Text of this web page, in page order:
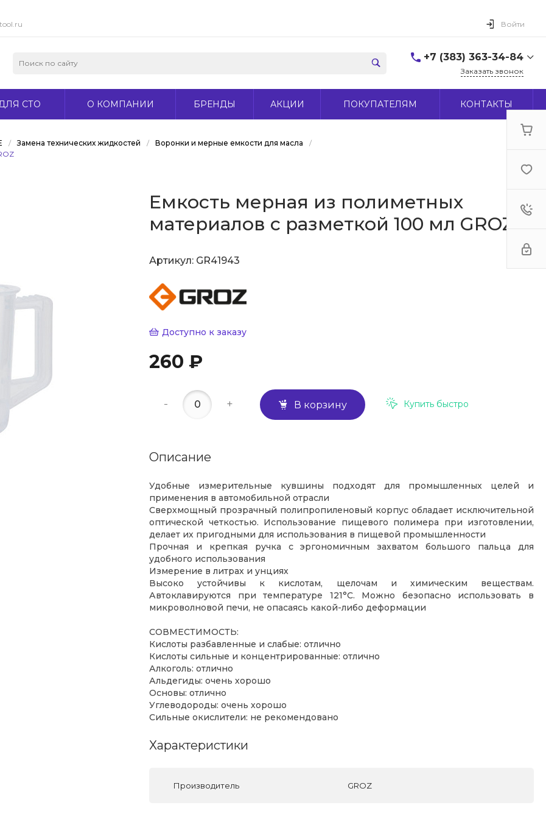
Войти
+7 (383) 363-34-84
г. Новосибирск, ул.
Заказать звонок
СТО О КОМПАНИИ БРЕНДЫ АКЦИИ ПОКУПАТЕЛЯМ КОНТАКТЫ
/ Замена технических жидкостей / Воронки и мерные емкости для масла
/
Емкость мерная из полиметных
материалов с разметкой 100 мл GROZ
Артикул: GR41943
Доступно к заказу
260 ₽
- + В корзину Купить быстро
Описание
Удобные измерительные кувшины подходят для промышленных целей и
применения в автомобильной отрасли
Сверхмощный прозрачный полипропиленовый корпус обладает исключительной
оптической четкостью. Использование пищевого полимера при изготовлении,
делает их пригодными для использования в пищевой промышленности
Прочная и крепкая ручка с эргономичным захватом большого пальца для
удобного использования
Измерение в литрах и унциях
Высоко устойчивы к кислотам, щелочам и химическим веществам.
Автоклавируются при температуре 121°C. Можно безопасно использовать в
микроволновой печи, не опасаясь какой-либо деформации
СОВМЕСТИМОСТЬ:
Кислоты разбавленные и слабые: отлично
Кислоты сильные и концентрированные: отлично
Алкоголь: отлично
Альдегиды: очень хорошо
Основы: отлично
Углеводороды: очень хорошо
Сильные окислители: не рекомендовано
Характеристики
Производитель GROZ